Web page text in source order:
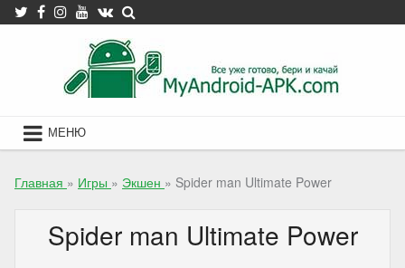
Skip
to
МЕНЮ
Главная » Игры » Экшен » Spider man Ultimate Power
Spider man Ultimate Power